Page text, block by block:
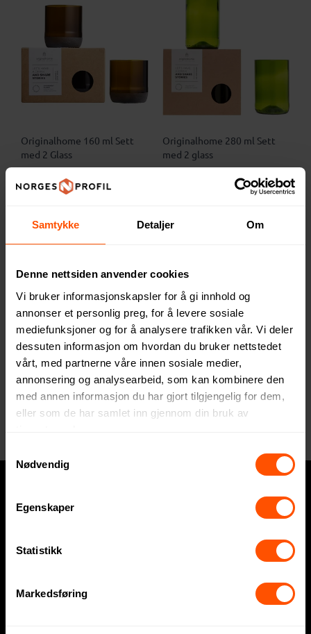
Samtykke Detaljer Om
Denne nettsiden anvender cookies
Vi bruker informasjonskapsler for å gi innhold og
annonser et personlig preg, for å levere sosiale
mediefunksjoner og for å analysere trafikken vår. Vi deler
dessuten informasjon om hvordan du bruker nettstedet
vårt, med partnerne våre innen sosiale medier,
annonsering og analysearbeid, som kan kombinere den
med annen informasjon du har gjort tilgjengelig for dem,
eller som de har samlet inn gjennom din bruk av
Nødvendig
Egenskaper
Statistikk
Markedsføring
Originalhome 160 ml Sett
med 2 Glass
Originalhome 280 ml Sett
med 2 glass
ved 25 stk.
Lyngby Glas Eaton 30 cl 2 stk
Vannglass
Hva trenger du?
Profilartikler